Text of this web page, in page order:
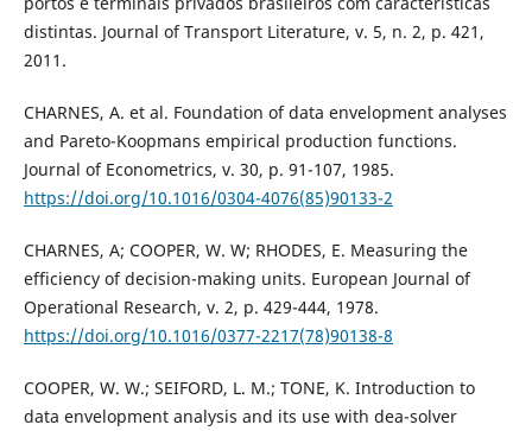
distintas. Journal of Transport Literature, v. 5, n. 2, p. 421,
2011.
CHARNES, A. et al. Foundation of data envelopment analyses
and Pareto-Koopmans empirical production functions.
Journal of Econometrics, v. 30, p. 91-107, 1985.
https://doi.org/10.1016/0304-4076(85)90133-2
CHARNES, A; COOPER, W. W; RHODES, E. Measuring the
efficiency of decision-making units. European Journal of
Operational Research, v. 2, p. 429-444, 1978.
https://doi.org/10.1016/0377-2217(78)90138-8
COOPER, W. W.; SEIFORD, L. M.; TONE, K. Introduction to
data envelopment analysis and its use with dea-solver